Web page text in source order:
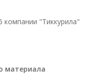
компании "Тиккурила"
материала